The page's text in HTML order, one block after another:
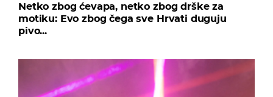
Netko zbog ćevapa, netko zbog drške za
motiku: Evo zbog čega sve Hrvati duguju
pivo...